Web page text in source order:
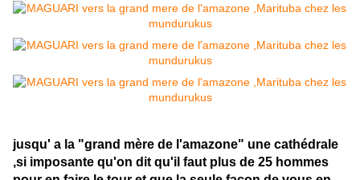
jusqu' a la "grand mère de l'amazone" une cathédrale
,si imposante qu'on dit qu'il faut plus de 25 hommes